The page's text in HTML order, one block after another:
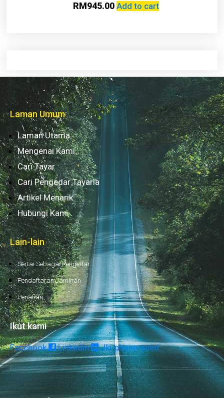
RM945.00 Add to cart
Laman Umum
Laman Utama
Mengenai Kami
Cari Tayar
Cari Pengedar Tayaria
Artikel Menarik
Hubungi Kami
Lain-lain
Sertai Sebagai Pengedar
Pendaftaran Jaminan
Penafian
Ikut kami
Facebook Linkedin Jki-phone-solid